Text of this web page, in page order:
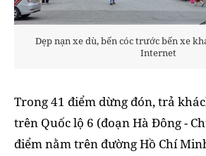
Dẹp nạn xe dù, bến cóc trước bến xe
Internet
Trong 41 điểm dừng đón, trả
trên Quốc lộ 6 (đoạn Hà Đông -
điểm nằm trên đường Hồ Chí